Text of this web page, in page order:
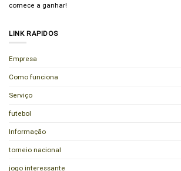
comece a ganhar!
LINK RAPIDOS
Empresa
Como funciona
Serviço
futebol
Informação
torneio nacional
jogo interessante